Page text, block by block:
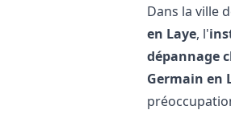
Dans la ville
en Laye, l'
dépannage
Germain en